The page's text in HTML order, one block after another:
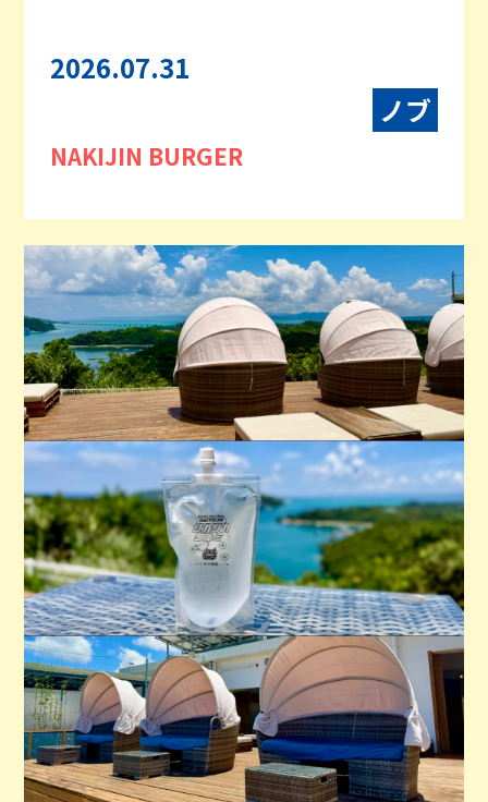
2026.07.31
ノブ
NAKIJIN BURGER